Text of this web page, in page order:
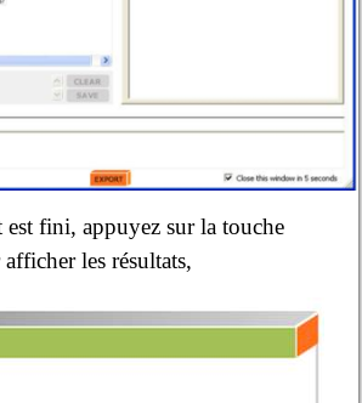
est fini, appuyez sur la touche
les résultats,